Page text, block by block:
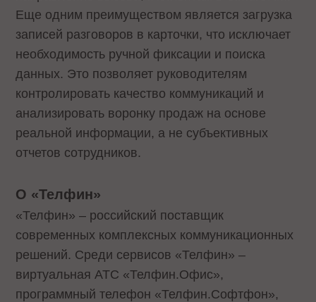
Еще одним преимуществом является загрузка
записей разговоров в карточки, что исключает
необходимость ручной фиксации и поиска
данных. Это позволяет руководителям
контролировать качество коммуникаций и
анализировать воронку продаж на основе
реальной информации, а не субъективных
отчетов сотрудников.
О «Телфин»
«Телфин» – российский поставщик
современных комплексных коммуникационных
решений. Среди сервисов «Телфин» –
виртуальная АТС «Телфин.Офис»,
программный телефон «Телфин.Cофтфон»,